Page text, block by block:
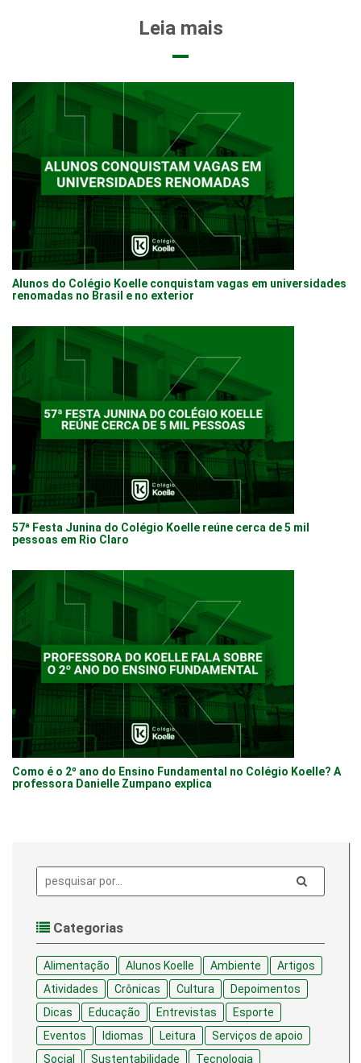
Leia mais
Alunos do Colégio Koelle conquistam vagas em universidades
renomadas no Brasil e no exterior
57ª Festa Junina do Colégio Koelle reúne cerca de 5 mil
pessoas em Rio Claro
Como é o 2º ano do Ensino Fundamental no Colégio Koelle? A
professora Danielle Zumpano explica
Pesquisa:
Categorias
Alimentação Alunos Koelle Ambiente
Artigos
Atividades
Crônicas Cultura
Depoimentos
Dicas
Educação Entrevistas
Esporte
Eventos
Idiomas Leitura
Serviços de apoio
Social
Sustentabilidade Tecnologia